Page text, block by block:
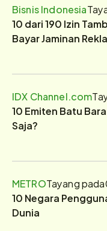
Bisnis Indonesia
10 dari 190 Izin
Bayar Jaminan
IDX Channel.com
10 Emiten Batu
Saja?
METROTayang pada
10 Negara
Dunia